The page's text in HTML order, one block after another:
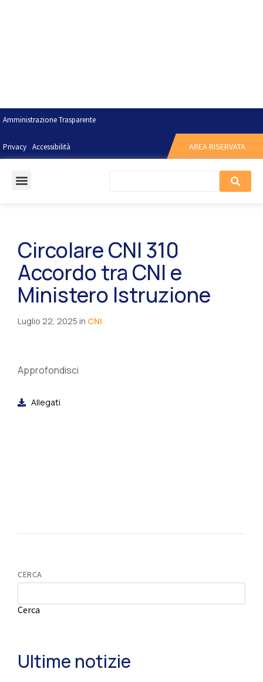
Amministrazione Trasparente
Privacy Accessibilità AREA RISERVATA
Circolare CNI 310
Accordo tra CNI e
Ministero Istruzione
Luglio 22, 2025 in CNI
Approfondisci
Allegati
CERCA
Cerca
Ultime notizie